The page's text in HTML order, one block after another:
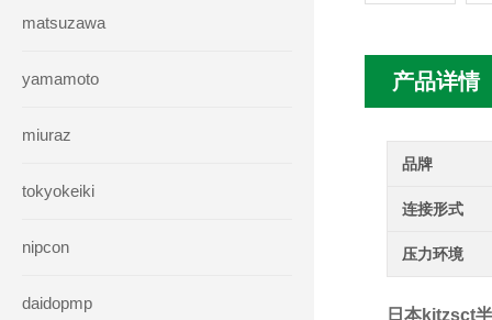
matsuzawa
yamamoto
miuraz
tokyokeiki
nipcon
daidopmp
产品详情
品牌
连接形式
压力环境
日本kitzsct